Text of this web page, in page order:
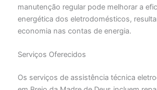
manutenção regular pode melhorar a
energética dos eletrodomésticos,
economia nas contas de energia.
Serviços Oferecidos
Os serviços de assistência técnica